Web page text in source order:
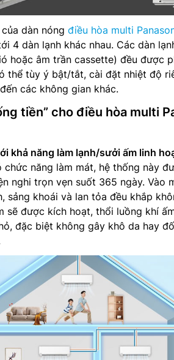
dàn nóng điều hòa multi
4 dàn lạnh khác nhau. Các dàn
hoặc âm trần cassette) đều được
thể tùy ý bật/tắt, cài đặt nhiệt độ
các không gian khác.
tiền” cho điều hòa multi
khả năng làm lạnh/sưởi ấm linh
chức năng làm mát, hệ thống này
nghi trọn vẹn suốt 365 ngày. Vào
sảng khoái và lan tỏa đều khắp
sẽ được kích hoạt, thổi luồng khí
đặc biệt không gây khô da hay